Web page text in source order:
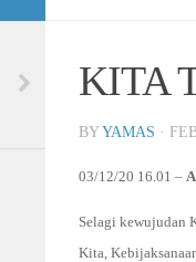
KITA
BYYAMAS ·
03/12/20 16.01 –
Selagi kewujudan
Kita,